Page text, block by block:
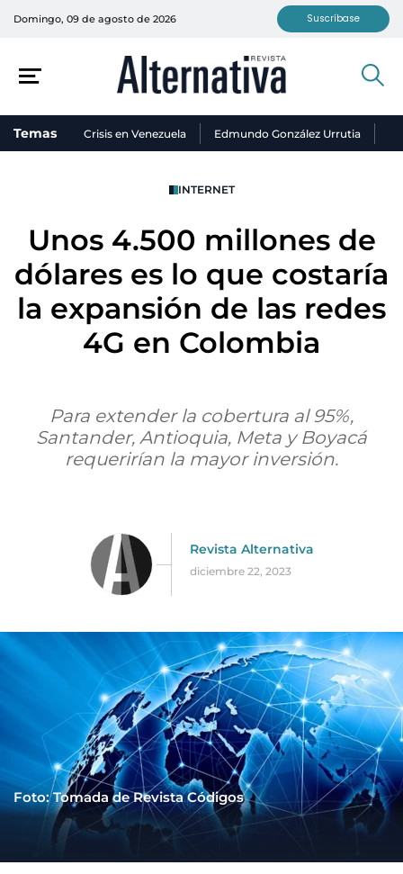
Domingo, 09 de agosto de 2026 Suscríbase
Temas Crisis en Venezuela Edmundo González Urrutia
INTERNET
Unos 4.500 millones de
dólares es lo que costaría
la expansión de las redes
4G en Colombia
Para extender la cobertura al 95%,
Santander, Antioquia, Meta y Boyacá
requerirían la mayor inversión.
Revista Alternativa
diciembre 22, 2023
Foto: Tomada de Revista Códigos